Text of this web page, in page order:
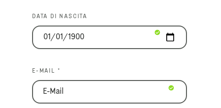
DATA DI NASCITA
E-MAIL *